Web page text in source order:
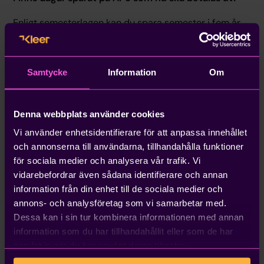
Samtycke Information Om
Denna webbplats använder cookies
Vi använder enhetsidentifierare för att anpassa innehållet
och annonserna till användarna, tillhandahålla funktioner
för sociala medier och analysera vår trafik. Vi
vidarebefordrar även sådana identifierare och annan
information från din enhet till de sociala medier och
annons- och analysföretag som vi samarbetar med.
Dessa kan i sin tur kombinera informationen med annan
information som du har tillhandahållit eller som de har
Enligt semesterlagen kan du spara semester i fem år,
därefter ska de betalas ut på lön. Är både
arbetsgivare och anställd överens kring ett eventuellt
För dig som är admin i PE Accounting:Då vi på PE är
sätt har vi inget automatiskt stöd i det här fallet.
Kontakta din ansvariga konsult om du vill ha hjälp med
semesterstämpling och utbetalning eller om du är
osäker om dina anställda har semesterdagar på År 5.
Ska semestersättning på rörliga lönedelar betalas
ut i klump?
På rörliga lönedelar (t.ex. timlön, provision och bonus)